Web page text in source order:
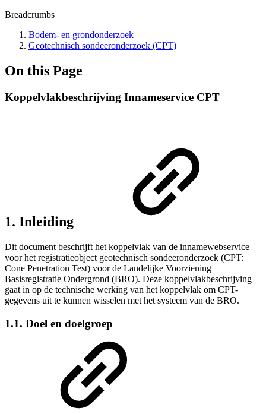
Breadcrumbs
Bodem- en grondonderzoek
Geotechnisch sondeeronderzoek (CPT)
On this Page
Koppelvlakbeschrijving Innameservice CPT
1. Inleiding
Dit document beschrijft het koppelvlak van de innamewebservice
voor het registratieobject geotechnisch sondeeronderzoek (CPT:
Cone Penetration Test) voor de Landelijke Voorziening
Basisregistratie Ondergrond (BRO). Deze koppelvlakbeschrijving
gaat in op de technische werking van het koppelvlak om CPT-
gegevens uit te kunnen wisselen met het systeem van de BRO.
1.1. Doel en doelgroep